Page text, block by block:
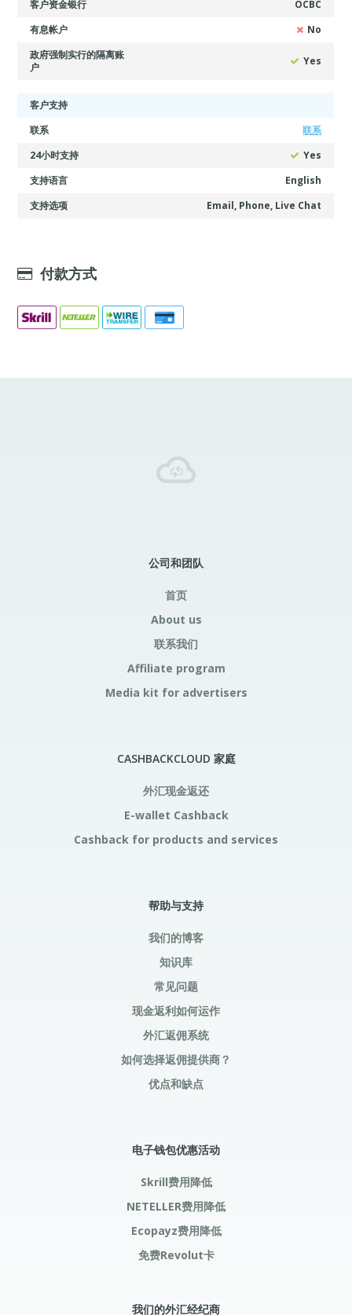
客户资金银行
OCBC
有息帐户
No
政府强制实行的隔离账
户
Yes
客户支持
联系
联系
24小时支持
Yes
支持语言
English
支持选项
Email, Phone, Live Chat
付款方式
公司和团队
首页
About us
联系我们
Affiliate program
Media kit for advertisers
CASHBACKCLOUD 家庭
外汇现金返还
E-wallet Cashback
Cashback for products and services
帮助与支持
我们的博客
知识库
常见问题
现金返利如何运作
外汇返佣系统
如何选择返佣提供商？
优点和缺点
电子钱包优惠活动
Skrill费用降低
NETELLER费用降低
Ecopayz费用降低
免费Revolut卡
我们的外汇经纪商